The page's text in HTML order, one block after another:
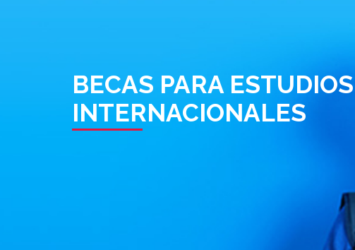
BECAS PARA ESTUDIOS
INTERNACIONALES